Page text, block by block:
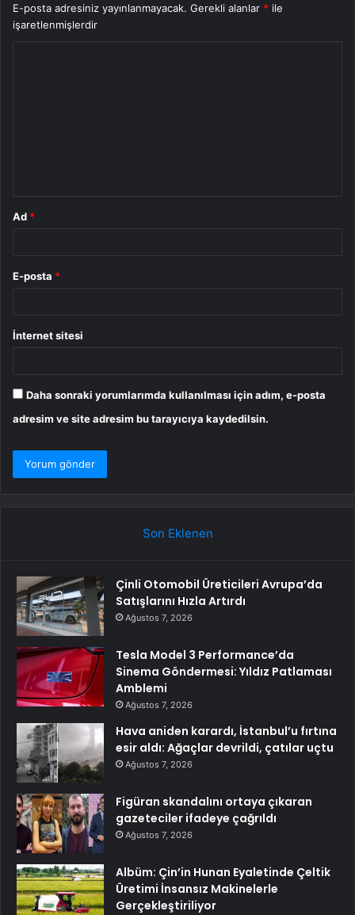
E-posta adresiniz yayınlanmayacak. Gerekli alanlar * ile
işaretlenmişlerdir
Ad *
E-posta *
İnternet sitesi
Daha sonraki yorumlarımda kullanılması için adım, e-posta
adresim ve site adresim bu tarayıcıya kaydedilsin.
Son Eklenen
Çinli Otomobil Üreticileri Avrupa’da
Satışlarını Hızla Artırdı
Ağustos 7, 2026
Tesla Model 3 Performance’da
Sinema Göndermesi: Yıldız Patlaması
Amblemi
Ağustos 7, 2026
Hava aniden karardı, İstanbul’u fırtına
esir aldı: Ağaçlar devrildi, çatılar uçtu
Ağustos 7, 2026
Figüran skandalını ortaya çıkaran
gazeteciler ifadeye çağrıldı
Ağustos 7, 2026
Albüm: Çin’in Hunan Eyaletinde Çeltik
Üretimi İnsansız Makinelerle
Gerçekleştiriliyor